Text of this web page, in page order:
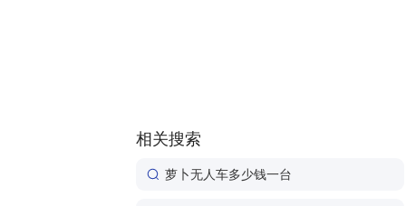
相关搜索
萝卜无人车多少钱一台